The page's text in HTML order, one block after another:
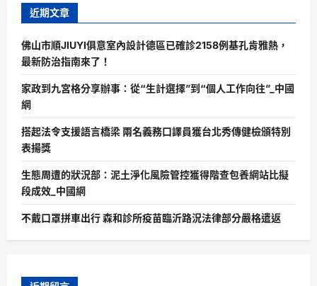
近期文章
佛山市順JIUYI俱意室內設計德區已確診2158例基孔肯雅熱，
最新防治指南來了！
家政到九宮格分享辦事：從“生計選擇”到“個人工作向往”_中國
網
搭起法令支援語言橋梁 兩名義務口譯員獲台北秀傳健檢頒特別
表揚獎
生態周遭的狀況部：泥土淨化風險管控獲得階查包養網站比擬
段成效_中國網
不戴口罩拼車出行 森和診所疫苗臨沂路況法律部分嚴格遣返